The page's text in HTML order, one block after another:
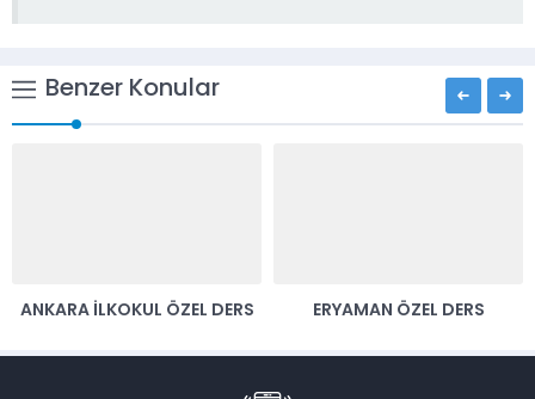
Benzer Konular
ANKARA İLKOKUL ÖZEL DERS ERYAMAN ÖZEL DERS